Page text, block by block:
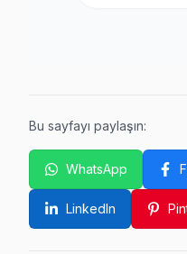
Bu sayfayı paylaşın:
WhatsApp
LinkedIn